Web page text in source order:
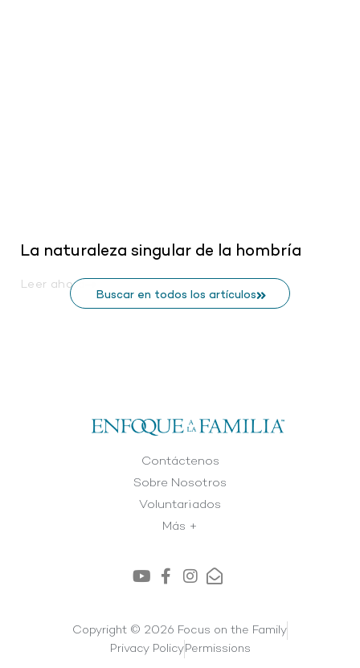
La naturaleza singular de la hombría
Leer ahora
Buscar en todos los artículos
Contáctenos
Sobre Nosotros
Voluntariados
Más +
Copyright © 2026 Focus on the Family
Privacy PolicyPermissions